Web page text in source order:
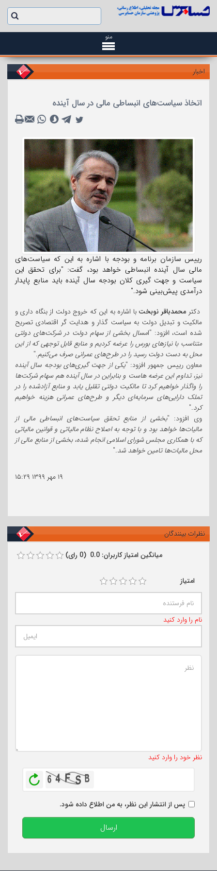
منو
اخبار
اتخاذ سیاست‌های انبساطی مالی در سال آینده
رییس سازمان برنامه و بودجه با اشاره به این که سیاست‌های
مالی سال آینده انبساطی خواهد بود، گفت: "برای تحقق این
سیاست و جهت گیری کلان بودجه سال آینده باید منابع پایدار
درآمدی پیش‌بینی شود."
دکتر محمدباقر نوبخت با اشاره به این که خروج دولت از بنگاه داری و
مالکیت و تبدیل دولت به سیاست گذار و هدایت گر اقتصادی تصریح
شده است، افزود: "امسال بخشی از سهام دولت در شرکت‌های دولتی
متناسب با نیازهای بورس را عرضه کردیم و منابع قابل توجهی که از این
محل به دست دولت رسید را در طرح‌های عمرانی صرف می‌کنیم."
معاون رییس جمهور افزود: "یکی از جهت گیری‌های بودجه سال آینده
نیز، تداوم این عرضه هاست و بنابراین در سال آینده هم سهام شرکت‌ها
را واگذار خواهیم کرد تا مالکیت دولتی تقلیل یابد و منابع آزادشده را در
تملک دارایی‌های سرمایه‌ای دیگر و طرح‌های عمرانی هزینه خواهیم
کرد."
وی افزود: "بخشی از منابع تحقق سیاست‌های انبساطی مالی از
مالیات‌ها خواهد بود و با توجه به اصلاح نظام مالیاتی و قوانین مالیاتی
که با همکاری مجلس شورای اسلامی انجام شده، بخشی از منابع مالی از
محل مالیات‌ها تامین خواهد شد."
۱۹ مهر ۱۳۹۹ ۱۵:۲۹
نظرات بینندگان
میانگین امتیاز کاربران: 0.0 (0 رای)
امتیاز
نام را وارد کنید
نظر خود را وارد کنید
پس از انتشار این نظر، به من اطلاع داده شود.
ارسال